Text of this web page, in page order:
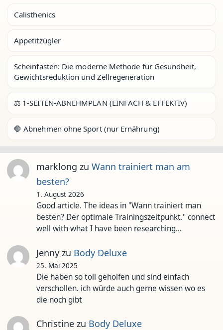
Calisthenics
Appetitzügler
Scheinfasten: Die moderne Methode für Gesundheit,
Gewichtsreduktion und Zellregeneration
⚖️ 1-SEITEN-ABNEHMPLAN (EINFACH & EFFEKTIV)
🛑 Abnehmen ohne Sport (nur Ernährung)
marklong zu Wann trainiert man am
besten?
1. August 2026
Good article. The ideas in "Wann trainiert man
besten? Der optimale Trainingszeitpunkt." connect
well with what I have been researching…
Jennyzu Body Deluxe
25. Mai 2025
Die haben so toll geholfen und sind einfach
verschollen. ich würde auch gerne wissen wo es
die noch gibt
Christinezu Body Deluxe